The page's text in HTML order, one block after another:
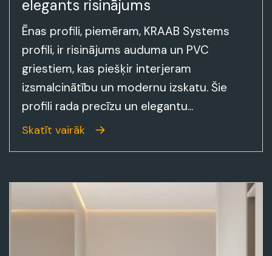
elegants risinājums
Ēnas profili, piemēram, KRAAB Systems
profili, ir risinājums auduma un PVC
griestiem, kas piešķir interjeram
izsmalcinātību un modernu izskatu. Šie
profili rada precīzu un elegantu...
Skatīt vairāk